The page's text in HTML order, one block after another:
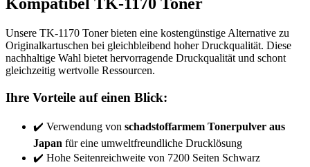
Kompatibel TK-1170 Toner
Unsere TK-1170 Toner bieten eine kostengünstige Alternative zu
Originalkartuschen bei gleichbleibend hoher Druckqualität. Diese
nachhaltige Wahl bietet hervorragende Druckqualität und schont
gleichzeitig wertvolle Ressourcen.
Ihre Vorteile auf einen Blick:
✔️ Verwendung von schadstoffarmem Tonerpulver aus
Japan für eine umweltfreundliche Drucklösung
✔️ Hohe Seitenreichweite von 7200 Seiten Schwarz